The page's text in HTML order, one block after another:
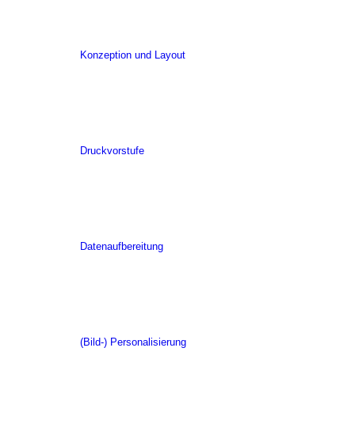
Konzeption und Layout
Druckvorstufe
Datenaufbereitung
(Bild-) Personalisierung